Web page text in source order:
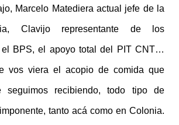
Marcelo Matediera actual jefe de la
Clavijo representante de los
el BPS, el apoyo total del PIT CNT…
vos viera el acopio de comida que
seguimos recibiendo, todo tipo de
tanto acá como en Colonia.